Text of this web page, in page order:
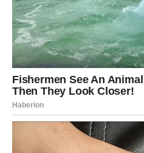
Posebno je naglašena
dugotrajne porodične
porodicu. Neki će pronaći
kao kod kuće – emocionalno,
I najlepše od svega – Rakovi
U ljubav. U sebe.
Ovo je njihovo vreme